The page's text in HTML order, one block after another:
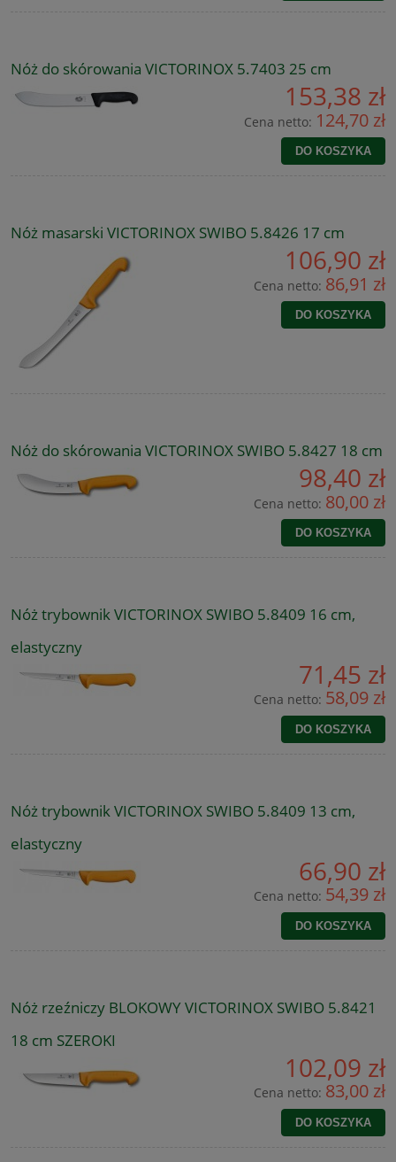
Nóż do skórowania VICTORINOX 5.7403 25 cm
153,38 zł
Cena netto: 124,70 zł
DO KOSZYKA
Nóż masarski VICTORINOX SWIBO 5.8426 17 cm
106,90 zł
Cena netto: 86,91 zł
DO KOSZYKA
Nóż do skórowania VICTORINOX SWIBO 5.8427 18 cm
98,40 zł
Cena netto: 80,00 zł
DO KOSZYKA
Nóż trybownik VICTORINOX SWIBO 5.8409 16 cm,
elastyczny
71,45 zł
Cena netto: 58,09 zł
DO KOSZYKA
Nóż trybownik VICTORINOX SWIBO 5.8409 13 cm,
elastyczny
66,90 zł
Cena netto: 54,39 zł
DO KOSZYKA
Nóż rzeźniczy BLOKOWY VICTORINOX SWIBO 5.8421
18 cm SZEROKI
102,09 zł
Cena netto: 83,00 zł
DO KOSZYKA